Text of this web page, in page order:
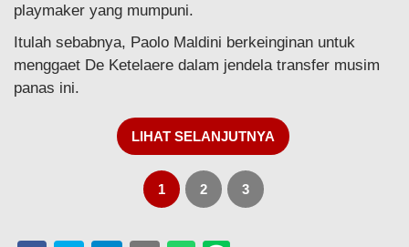
playmaker yang mumpuni.
Itulah sebabnya, Paolo Maldini berkeinginan untuk
menggaet De Ketelaere dalam jendela transfer musim
panas ini.
LIHAT SELANJUTNYA
1 2 3